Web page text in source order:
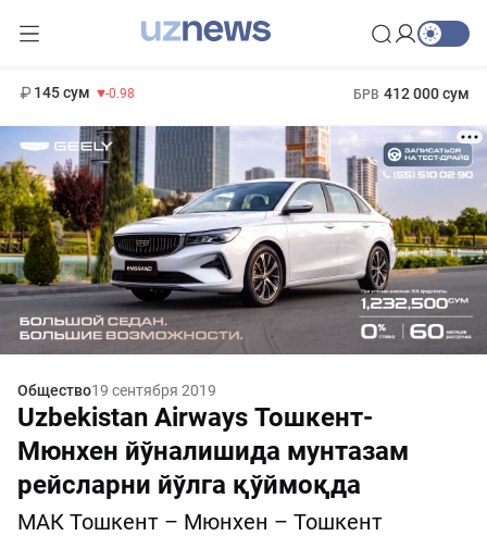
145 сум -0.98 БРВ 412 000 сум
Общество19 сентября 2019
Uzbekistan Airways Тошкент-
Мюнхен йўналишида мунтазам
рейсларни йўлга қўймоқда
МАК Тошкент – Мюнхен – Тошкент